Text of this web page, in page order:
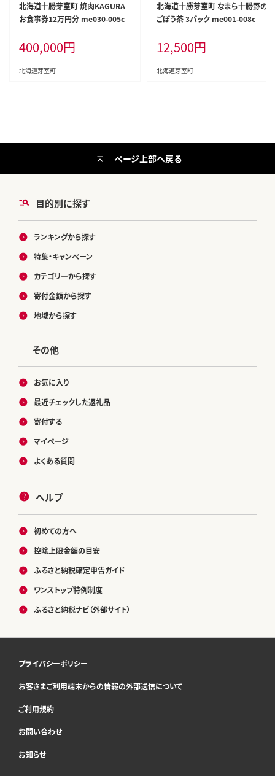
北海道十勝芽室町 焼肉KAGURA
お食事券12万円分 me030-005c
400,000円
北海道芽室町
北海道十勝芽室町 なまら十勝野の
ごぼう茶 3パック me001-008c
12,500円
北海道芽室町
目的別に探す
ランキングから探す
特集・キャンペーン
カテゴリーから探す
寄付金額から探す
地域から探す
その他
お気に入り
最近チェックした返礼品
寄付する
マイページ
よくある質問
ヘルプ
初めての方へ
控除上限金額の目安
ふるさと納税確定申告ガイド
ワンストップ特例制度
ふるさと納税ナビ（外部サイト）
ページ上部へ戻る
プライバシーポリシー
お客さまご利用端末からの情報の外部送信について
ご利用規約
お問い合わせ
お知らせ